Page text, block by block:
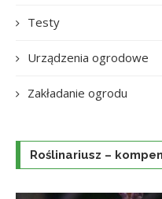
Testy
Urządzenia ogrodowe
Zakładanie ogrodu
Roślinariusz –